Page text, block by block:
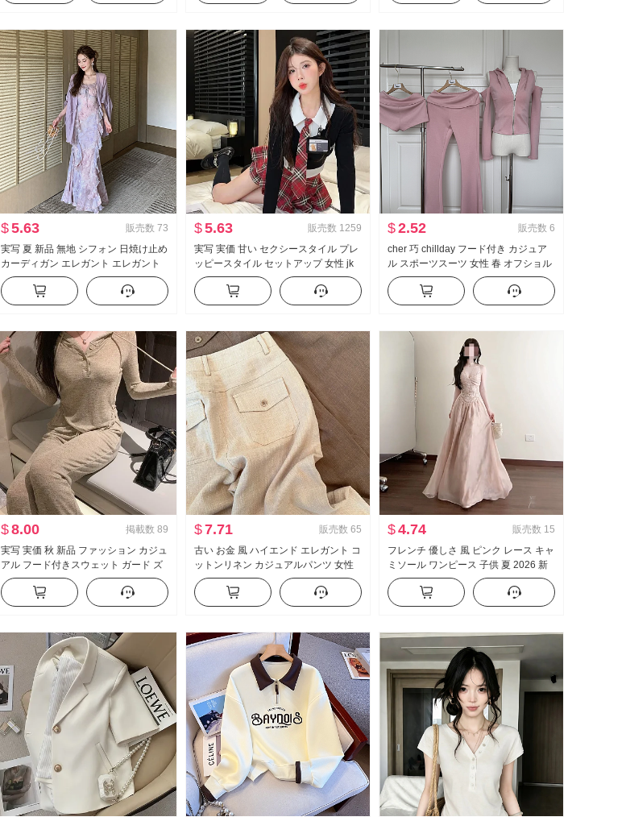
$5.63 販売数 73
実写 夏 新品 無地 シフォン 日焼け止め
カーディガン エレガント エレガント
シフォン フラワープリント ワンピー
ス女 ツーピースセット
$5.63 販売数 1259
実写 実価 甘い セクシースタイル プレ
ッピースタイル セットアップ 女性 jk
制服 フェイクレイヤード 純 欲 トップ
ス ハーフ スカートパンツ ツーピース
セット
$2.52 販売数 6
cher 巧 chillday フード付き カジュア
ル スポーツスーツ 女性 春 オフショル
ダー コート ベルボトム スリーピース
$8.00 掲載数 89
実写 実価 秋 新品 ファッション カジュ
アル フード付きスウェット ガード ズ
ボン スリム効果 セットアップ スポー
ツスーツ 女性 トレンド
$7.71 販売数 65
古い お金 風 ハイエンド エレガント コ
ットンリネン カジュアルパンツ 女性
春 夏 2026 新品 ルーズフィット スリ
ム効果 軽薄 ストレートパンツ
$4.74 販売数 15
フレンチ 優しさ 風 ピンク レース キャ
ミソール ワンピース 子供 夏 2026 新
品 海辺 休暇 エレガント ロングスカー
ト